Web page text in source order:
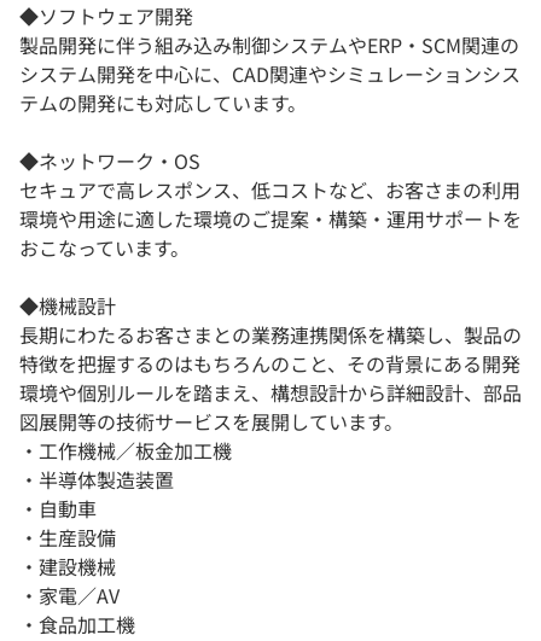
◆ソフトウェア開発
製品開発に伴う組み込み制御システムやERP・SCM関連の
システム開発を中心に、CAD関連やシミュレーションシス
テムの開発にも対応しています。
◆ネットワーク・OS
セキュアで高レスポンス、低コストなど、お客さまの利用
環境や用途に適した環境のご提案・構築・運用サポートを
おこなっています。
◆機械設計
長期にわたるお客さまとの業務連携関係を構築し、製品の
特徴を把握するのはもちろんのこと、その背景にある開発
環境や個別ルールを踏まえ、構想設計から詳細設計、部品
図展開等の技術サービスを展開しています。
・工作機械／板金加工機
・半導体製造装置
・自動車
・生産設備
・建設機械
・家電／AV
・食品加工機